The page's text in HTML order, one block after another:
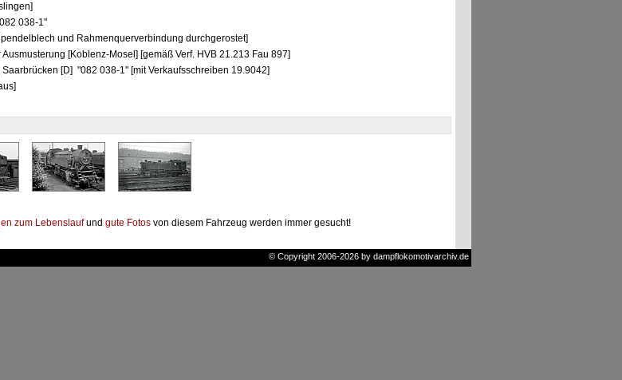
038-1"
und Rahmenquerverbindung durchgerostet]
[Koblenz-Mosel] [gemäß Verf. HVB 21.213 Fau 897]
Saarbrücken [D] "082 038-1" [mit Verkaufsschreiben 19.9042]
zum Lebenslaufund gute Fotos von diesem Fahrzeug werden immer gesucht!
© Copyright 2006-2026 by dampflokomotivarchiv.de